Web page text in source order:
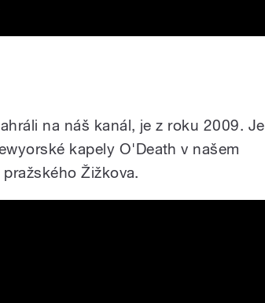
na náš kanál, je z roku 2009. Je
kapely O'Death v našem
Žižkova.